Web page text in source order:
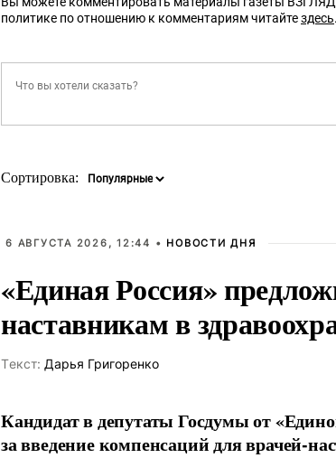
политике по отношению к комментариям читайтездесь.
Сортировка:
6 АВГУСТА 2026, 12:44 • НОВОСТИ ДНЯ
«Единая Россия»
наставникам в
Tекст: Дарья Григоренко
Кандидат в депутаты Госдумы от
за введение компенсаций для врачей-